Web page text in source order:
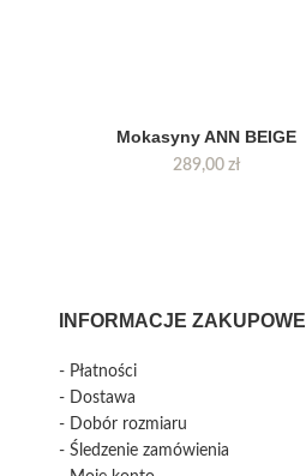
Mokasyny ANN BEIGE
289,00 zł
INFORMACJE ZAKUPOWE
- Płatności
- Dostawa
- Dobór rozmiaru
- Śledzenie zamówienia